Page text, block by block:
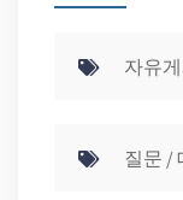
자유
질문 /